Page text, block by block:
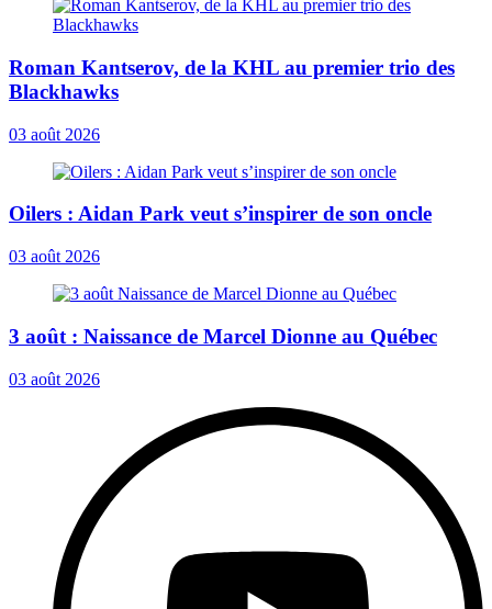
Roman Kantserov, de la KHL au premier trio des
Blackhawks
03 août 2026
Oilers : Aidan Park veut s’inspirer de son oncle
03 août 2026
3 août : Naissance de Marcel Dionne au Québec
03 août 2026